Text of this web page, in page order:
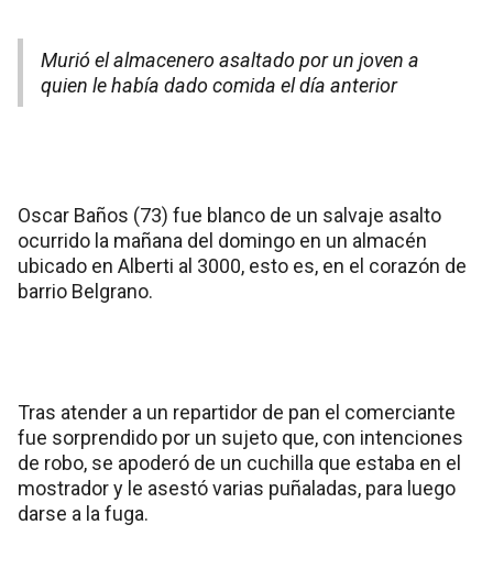
Murió el almacenero asaltado por un joven a
quien le había dado comida el día anterior
Oscar Baños (73) fue blanco de un salvaje asalto
ocurrido la mañana del domingo en un almacén
ubicado en Alberti al 3000, esto es, en el corazón de
barrio Belgrano.
Tras atender a un repartidor de pan el comerciante
fue sorprendido por un sujeto que, con intenciones
de robo, se apoderó de un cuchilla que estaba en el
mostrador y le asestó varias puñaladas, para luego
darse a la fuga.